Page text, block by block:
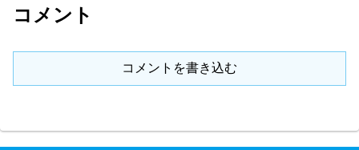
コメント
コメントを書き込む